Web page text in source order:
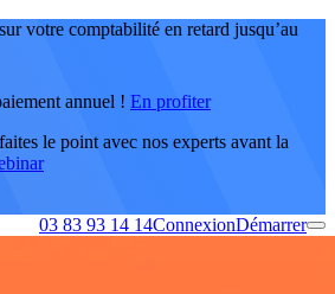
votre comptabilité en retard jusqu’au
annuel ! En profiter
le point avec nos experts avant la
03 83 93 14 14ConnexionDémarrer